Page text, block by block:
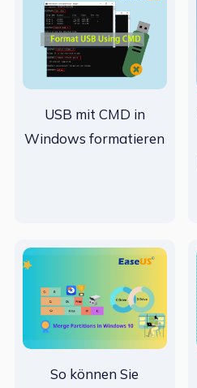
USB mit CMD in
Windows formatieren
So können Sie